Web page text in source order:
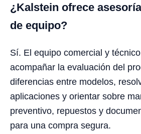
¿Kalstein ofrece
de equipo?
Sí. El equipo comercial y
acompañar la evaluación del
diferencias entre modelos,
aplicaciones y orientar sobre
preventivo, repuestos y
para una compra segura.